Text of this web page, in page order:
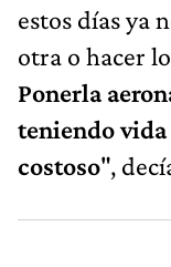
estos días ya
otra o hacer
Ponerla
teniendo
costoso",